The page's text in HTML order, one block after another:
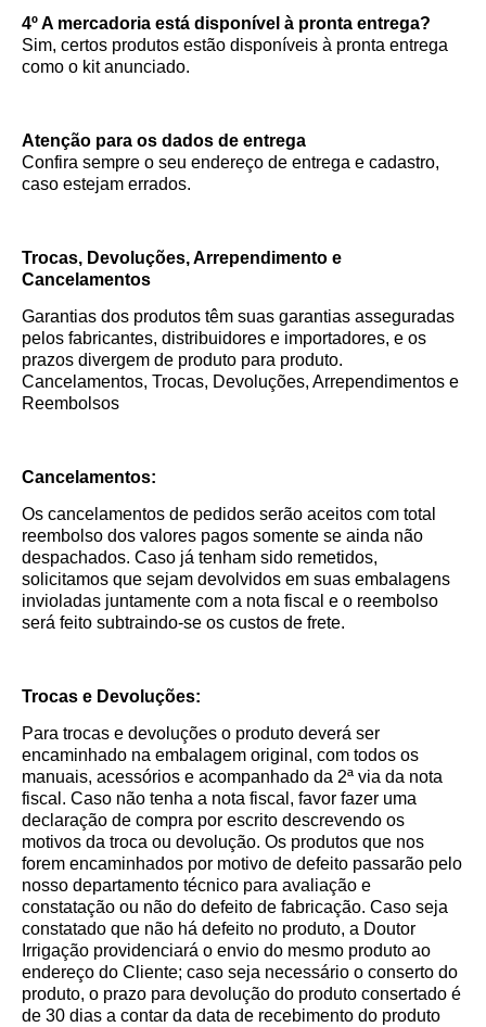
4º A mercadoria está disponível à pronta entrega?
Sim, certos produtos estão disponíveis à pronta entrega
como o kit anunciado.
Atenção para os dados de entrega
Confira sempre o seu endereço de entrega e cadastro,
caso estejam errados.
Trocas, Devoluções, Arrependimento e
Cancelamentos
Garantias dos produtos têm suas garantias asseguradas
pelos fabricantes, distribuidores e importadores, e os
prazos divergem de produto para produto.
Cancelamentos, Trocas, Devoluções, Arrependimentos e
Reembolsos
Cancelamentos:
Os cancelamentos de pedidos serão aceitos com total
reembolso dos valores pagos somente se ainda não
despachados. Caso já tenham sido remetidos,
solicitamos que sejam devolvidos em suas embalagens
invioladas juntamente com a nota fiscal e o reembolso
será feito subtraindo-se os custos de frete.
Trocas e Devoluções:
Para trocas e devoluções o produto deverá ser
encaminhado na embalagem original, com todos os
manuais, acessórios e acompanhado da 2ª via da nota
fiscal. Caso não tenha a nota fiscal, favor fazer uma
declaração de compra por escrito descrevendo os
motivos da troca ou devolução. Os produtos que nos
forem encaminhados por motivo de defeito passarão pelo
nosso departamento técnico para avaliação e
constatação ou não do defeito de fabricação. Caso seja
constatado que não há defeito no produto, a Doutor
Irrigação providenciará o envio do mesmo produto ao
endereço do Cliente; caso seja necessário o conserto do
produto, o prazo para devolução do produto consertado é
de 30 dias a contar da data de recebimento do produto